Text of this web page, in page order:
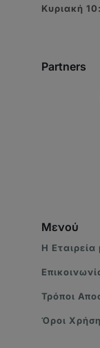
Κυριακή
Partners
Μενού
Η Eταιρεία
Τρόποι
Όροι